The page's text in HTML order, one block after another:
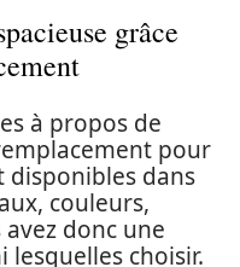
grâce
à propos de
pour
disponibles dans
couleurs,
donc une
lesquelles choisir.